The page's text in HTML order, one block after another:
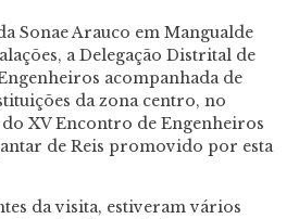
Sonae Arauco em Mangualde
a Delegação Distrital de
acompanhada de
da zona centro, no
XV Encontro de Engenheiros
de Reis promovido por esta
da visita, estiveram vários